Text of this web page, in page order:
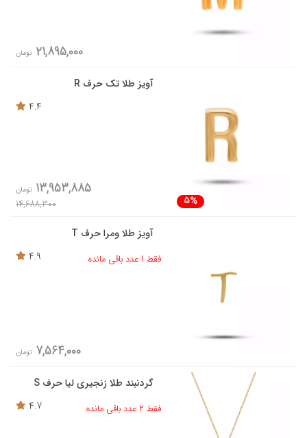
21,895,000 تومان
آویز طلا تک حرف R
4.4
5%
13,953,885 تومان
14,688,300
آویز طلا ومرا حرف T
فقط 1 عدد باقی مانده
4.9
7,564,000 تومان
گردنبند طلا زنجیری لیا حرف S
فقط 2 عدد باقی مانده
4.7